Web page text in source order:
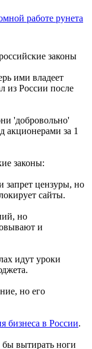
работе рунета
законы
ими владеет
из России после
'добровольно'
акционерами за 1
законы:
запрет цензуры, но
сайты.
но
и
идут уроки
но его
бизнеса в России.
вытирать ноги